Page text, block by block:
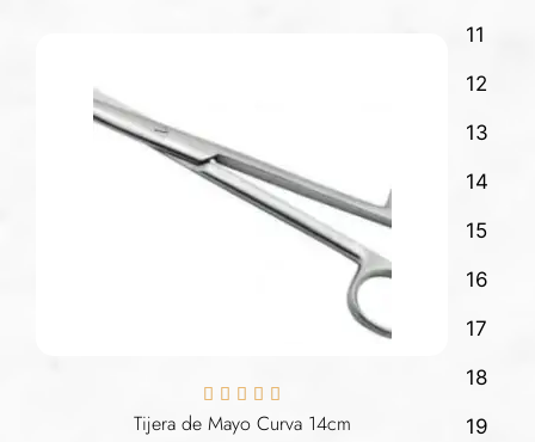
    
Tijera de Mayo Curva 14cm
11
12
13
14
15
16
17
18
19